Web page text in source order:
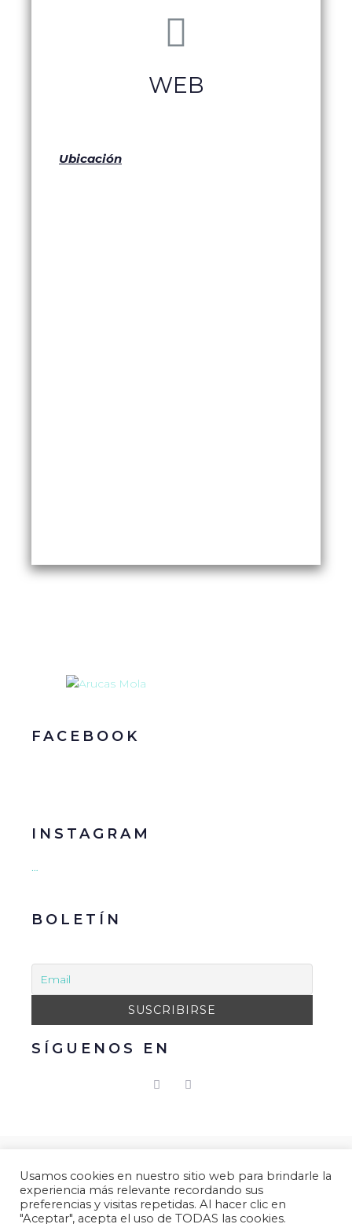
WEB
Ubicación
FACEBOOK
INSTAGRAM
…
BOLETÍN
SÍGUENOS EN
© 2021 Gacmark – Arucas Mola. Todos los derechos
reservados.
Aviso Legal|Política de Privacidad|Política de
Usamos cookies en nuestro sitio web para brindarle la
experiencia más relevante recordando sus
preferencias y visitas repetidas. Al hacer clic en
"Aceptar", acepta el uso de TODAS las cookies.